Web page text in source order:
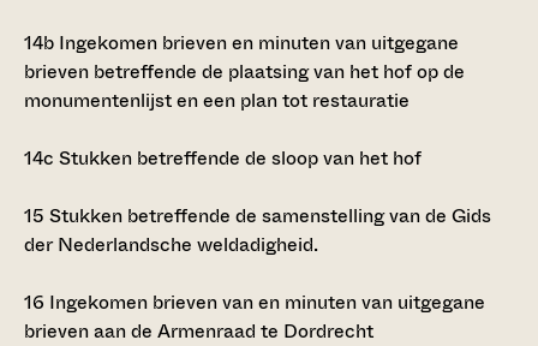
14b Ingekomen brieven en minuten van uitgegane
brieven betreffende de plaatsing van het hof op de
monumentenlijst en een plan tot restauratie
14c Stukken betreffende de sloop van het hof
15 Stukken betreffende de samenstelling van de Gids
der Nederlandsche weldadigheid.
16 Ingekomen brieven van en minuten van uitgegane
brieven aan de Armenraad te Dordrecht